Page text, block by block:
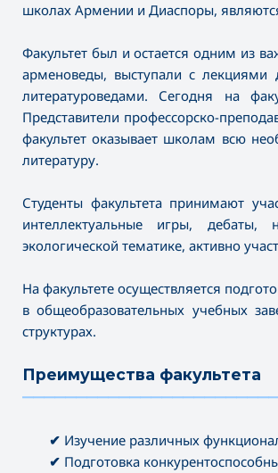
школах Армении и Диаспоры,
Факультет был и остается одним из
арменоведы, выступали с лекциями
литературоведами. Сегодня на
Представители профессорско-
факультет оказывает школам всю
литературу.
Студенты факультета принимают
интеллектуальные игры,
экологической тематике, активно
На факультете осуществляется
в общеобразовательных учебных
структурах.
Преимущества факультета
✔ Изучение различных
✔ Подготовка